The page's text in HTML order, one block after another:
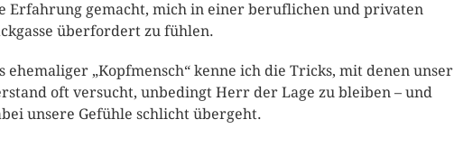
Erfahrung gemacht, mich in einer beruflichen und privaten
überfordert zu fühlen.
ehemaliger „Kopfmensch“ kenne ich die Tricks, mit denen unser
oft versucht, unbedingt Herr der Lage zu bleiben – und
unsere Gefühle schlicht übergeht.